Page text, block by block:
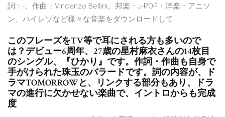
詞：-、作曲：Vincenzo Bellini。邦楽・J-POP・洋楽・アニソ
ン、ハイレゾなど様々な音楽をダウンロードして
このフレーズをTV等で耳にされる方も多いので
は？デビュー6周年、27歳の星村麻衣さんの14枚目
のシングル、『ひかり』です。作詞・作曲も自身で
手がけられた珠玉のバラードです。詞の内容が、ド
ラマTOMORROWと、リンクする部分もあり、ドラ
マの進行に欠かせない楽曲で、イントロからも完成
度